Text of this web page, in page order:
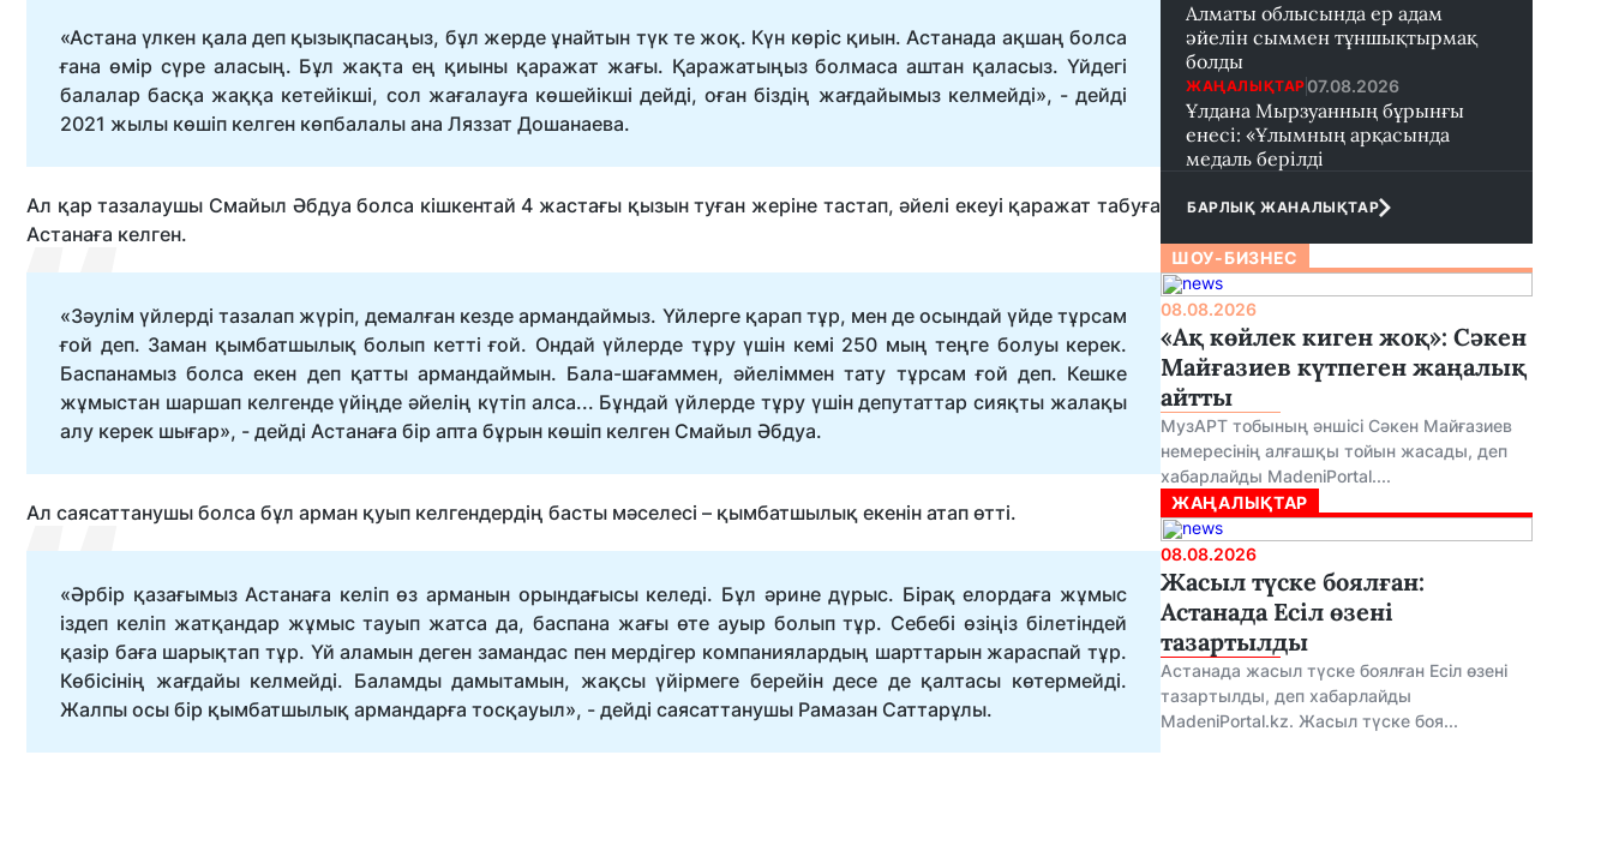
«Астана үлкен қала деп қызықпасаңыз, бұл жерде ұнайтын түк те жоқ. Күн көріс қиын. Астанада ақшаң болса
ғана өмір сүре аласың. Бұл жақта ең қиыны қаражат жағы. Қаражатыңыз болмаса аштан қаласыз. Үйдегі
балалар басқа жаққа кетейікші, сол жағалауға көшейікші дейді, оған біздің жағдайымыз келмейді», - дейді
2021 жылы көшіп келген көпбалалы ана Ляззат Дошанаева.
Ал қар тазалаушы Смайыл Әбдуа болса кішкентай 4 жастағы қызын туған жеріне тастап, әйелі екеуі қаражат табуға
Астанаға келген.
«Зәулім үйлерді тазалап жүріп, демалған кезде армандаймыз. Үйлерге қарап тұр, мен де осындай үйде тұрсам
ғой деп. Заман қымбатшылық болып кетті ғой. Ондай үйлерде тұру үшін кемі 250 мың теңге болуы керек.
Баспанамыз болса екен деп қатты армандаймын. Бала-шағаммен, әйеліммен тату тұрсам ғой деп. Кешке
жұмыстан шаршап келгенде үйіңде әйелің күтіп алса... Бұндай үйлерде тұру үшін депутаттар сияқты жалақы
алу керек шығар», - дейді Астанаға бір апта бұрын көшіп келген Смайыл Әбдуа.
Ал саясаттанушы болса бұл арман қуып келгендердің басты мәселесі – қымбатшылық екенін атап өтті.
«Әрбір қазағымыз Астанаға келіп өз арманын орындағысы келеді. Бұл әрине дүрыс. Бірақ елордаға жұмыс
іздеп келіп жатқандар жұмыс тауып жатса да, баспана жағы өте ауыр болып тұр. Себебі өзіңіз білетіндей
қазір баға шарықтап тұр. Үй аламын деген замандас пен мердігер компаниялардың шарттарын жараспай тұр.
Көбісінің жағдайы келмейді. Баламды дамытамын, жақсы үйірмеге берейін десе де қалтасы көтермейді.
Жалпы осы бір қымбатшылық армандарға тосқауыл», - дейді саясаттанушы Рамазан Саттарұлы.
Алматы облысында ер адам
әйелін сыммен тұншықтырмақ
болды
ЖАҢАЛЫҚТАР 07.08.2026
Ұлдана Мырзуанның бұрынғы
енесі: «Ұлымның арқасында
медаль берілді
БАРЛЫҚ ЖАНАЛЫҚТАР
ШОУ-БИЗНЕС
08.08.2026
«Ақ көйлек киген жоқ»: Сәкен
Майғазиев күтпеген жаңалық
айтты
МузАРТ тобының әншісі Сәкен Майғазиев
немересінің алғашқы тойын жасады, деп
хабарлайды MadeniPortal....
ЖАҢАЛЫҚТАР
08.08.2026
Жасыл түске боялған:
Астанада Есіл өзені
тазартылды
Астанада жасыл түске боялған Есіл өзені
тазартылды, деп хабарлайды
MadeniPortal.kz. Жасыл түске боя...